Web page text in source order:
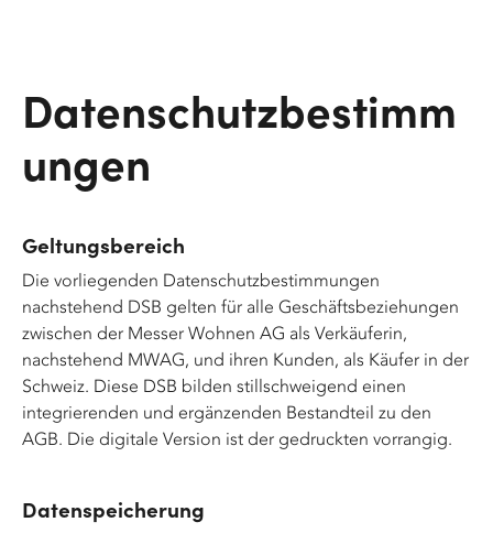
Datenschutzbestimm
ungen
Geltungsbereich
Die vorliegenden Datenschutzbestimmungen
nachstehend DSB gelten für alle Geschäftsbeziehungen
zwischen der Messer Wohnen AG als Verkäuferin,
nachstehend MWAG, und ihren Kunden, als Käufer in der
Schweiz. Diese DSB bilden stillschweigend einen
integrierenden und ergänzenden Bestandteil zu den
AGB. Die digitale Version ist der gedruckten vorrangig.
Datenspeicherung